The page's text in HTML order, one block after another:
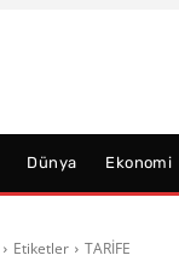
Dünya Ekonomi
Etiketler TARİFE